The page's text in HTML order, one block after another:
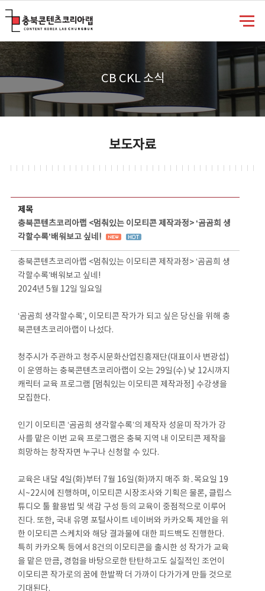
CB CKL 소식
보도자료
제목
충북콘텐츠코리아랩 <멈춰있는 이모티콘 제작과정> ‘곰곰희 생
각할수록’배워보고 싶네!
충북콘텐츠코리아랩 <멈춰있는 이모티콘 제작과정> ‘곰곰희 생
각할수록’배워보고 싶네!
2024년 5월 12일 일요일
‘곰곰희 생각할수록’, 이모티콘 작가가 되고 싶은 당신을 위해 충
북콘텐츠코리아랩이 나섰다.
청주시가 주관하고 청주시문화산업진흥재단(대표이사 변광섭)
이 운영하는 충북콘텐츠코리아랩이 오는 29일(수) 낮 12시까지
캐릭터 교육 프로그램 [멈춰있는 이모티콘 제작과정] 수강생을
모집한다.
인기 이모티콘 ‘곰곰희 생각할수록’의 제작자 성윤미 작가가 강
사를 맡은 이번 교육 프로그램은 충북 지역 내 이모티콘 제작을
희망하는 창작자면 누구나 신청할 수 있다.
교육은 내달 4일(화)부터 7월 16일(화)까지 매주 화․목요일 19
시~22시에 진행하며, 이모티콘 시장조사와 기획은 물론, 클립스
튜디오 툴 활용법 및 색감 구성 등의 교육이 중점적으로 이루어
진다. 또한, 국내 유명 포털사이트 네이버와 카카오톡 제안을 위
한 이모티콘 스케치와 해당 결과물에 대한 피드백도 진행한다.
특히 카카오톡 등에서 8건의 이모티콘을 출시한 성 작가가 교육
을 맡은 만큼, 경험을 바탕으로한 탄탄하고도 실질적인 조언이
이모티콘 작가로의 꿈에 한발짝 더 가까이 다가가게 만들 것으로
기대된다.